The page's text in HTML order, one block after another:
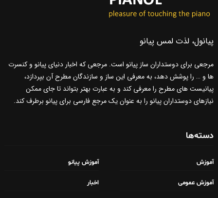
پیانول، لذت لمس پیانو
مرجعی برای دوستداران ساز پیانو است. مرجعی که اخبار دنیای پیانو و کنسرت
ها و … را پوشش دهد، به معرفی این ساز و سازندگان مطرح آن بپردازد،
پیانیست های مطرح را معرفی کند و به عبارت بهتر بتواند تا جای ممکن
نیازهای دوستداران پیانو را به عنوان یک مرجع فارسی برای پیانو برطرف کند.
دسته‌ها
آموزش آموزش پیانو
آموزش عمومی اخبار